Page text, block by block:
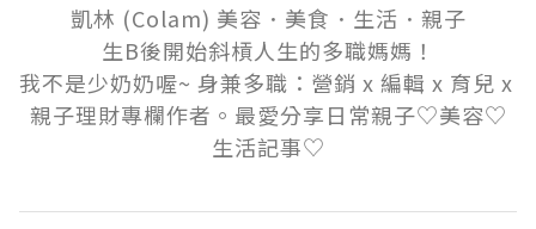
凱林 (Colam) 美容．美食．生活．親子
生B後開始斜槓人生的多職媽媽！
我不是少奶奶喔~ 身兼多職：營銷 x 編輯 x 育兒 x
親子理財專欄作者。最愛分享日常親子♡美容♡